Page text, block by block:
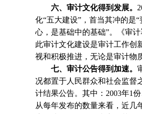
六、审计文化得到发展。
化“五大建设”，首当其冲的是
心，是基础中的基础”。《审计
此审计文化建设是审计工作创
视和积极推进，无论是审计物
七、审计公告得到加速。
况都置于人民群众和社会监督
计结果公告。其中： 2003年1份
从每年发布的数量来看，近几